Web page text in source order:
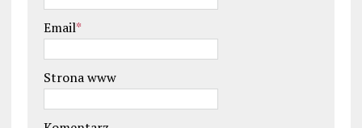
Email*
Strona www